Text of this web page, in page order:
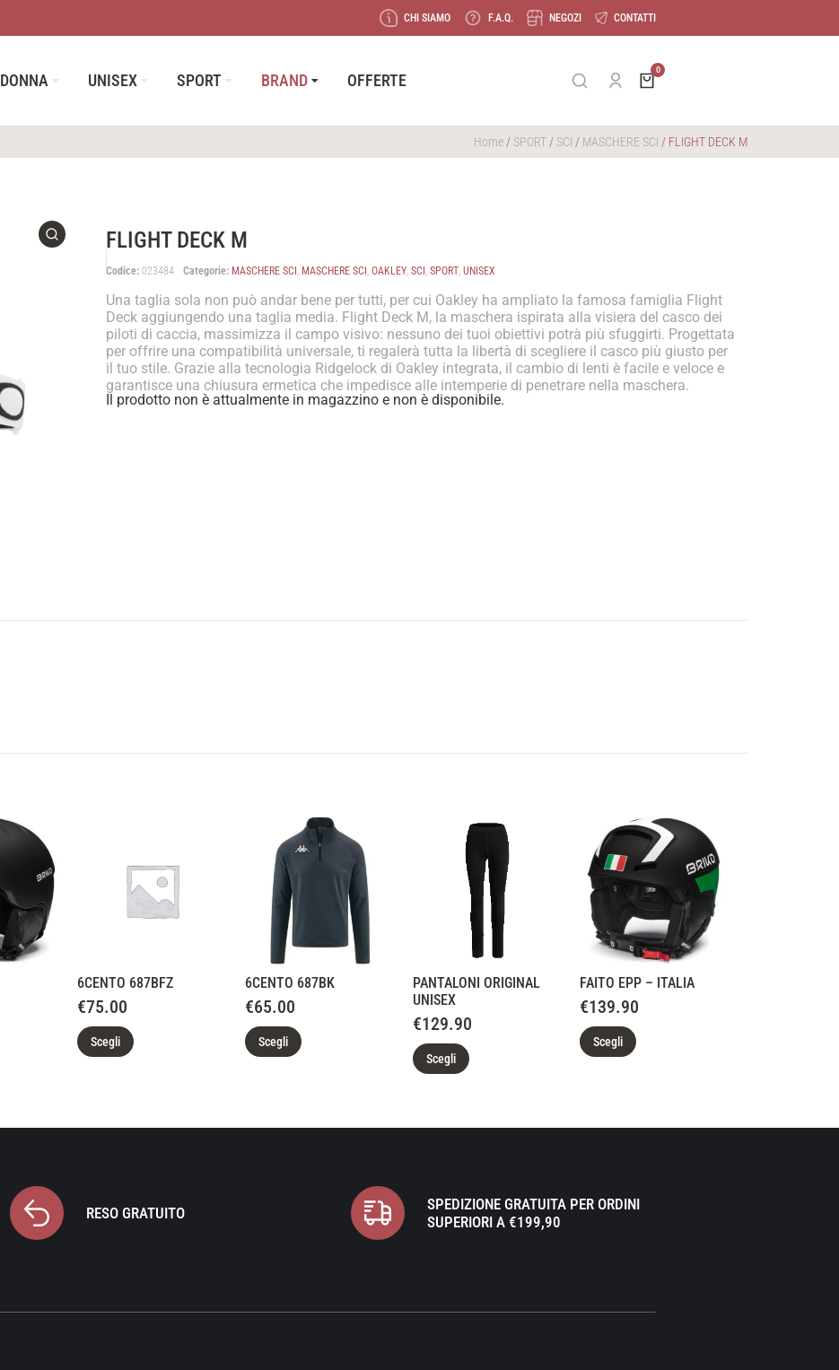
CHI SIAMO F.A.Q. NEGOZI CONTATTI
DONNA UNISEX SPORT BRAND OFFERTE
Home / SPORT / SCI / MASCHERE SCI / FLIGHT DECK M
FLIGHT DECK M
Codice:023484 Categorie: MASCHERE SCI , MASCHERE SCI ,OAKLEY,SCI ,SPORT,UNISEX
Una taglia sola non può andar bene per tutti, per cui Oakley ha ampliato la famosa famiglia Flight
Deck aggiungendo una taglia media. Flight Deck M, la maschera ispirata alla visiera del casco dei
piloti di caccia, massimizza il campo visivo: nessuno dei tuoi obiettivi potrà più sfuggirti. Progettata
per offrire una compatibilità universale, ti regalerà tutta la libertà di scegliere il casco più giusto per
il tuo stile. Grazie alla tecnologia Ridgelock di Oakley integrata, il cambio di lenti è facile e veloce e
garantisce una chiusura ermetica che impedisce alle intemperie di penetrare nella maschera.
Il prodotto non è attualmente in magazzino e non è disponibile.
6CENTO 687BFZ
€75.00
Scegli
6CENTO 687BK
€65.00
Scegli
PANTALONI ORIGINAL
UNISEX
€129.90
Scegli
FAITO EPP – ITALIA
€139.90
Scegli
RESO GRATUITO
SPEDIZIONE GRATUITA PER ORDINI
SUPERIORI A €199,90